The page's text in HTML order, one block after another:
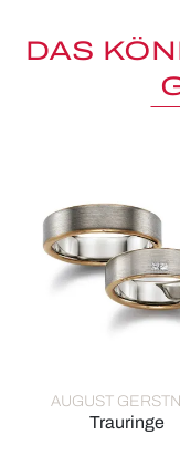
DAS
AUGUST
Trauringe